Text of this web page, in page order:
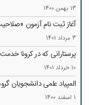
13 بهمن 1400
آغاز ثبت نام آزمون
3 مرداد 1401
پرستارانی که در کرونا
10 خرداد 1401
المپیاد علمی دانشجویان
1 اسفند 1400